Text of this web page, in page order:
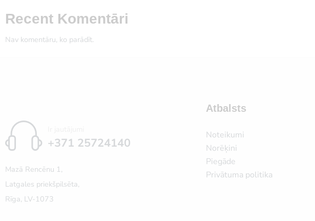
Recent Komentāri
Nav komentāru, ko parādīt.
+371 25724140
Mazā Rencēnu 1,
Latgales priekšpilsēta,
Rīga, LV-1073
Atbalsts
Noteikumi
Norēķini
Piegāde
Privātuma politika